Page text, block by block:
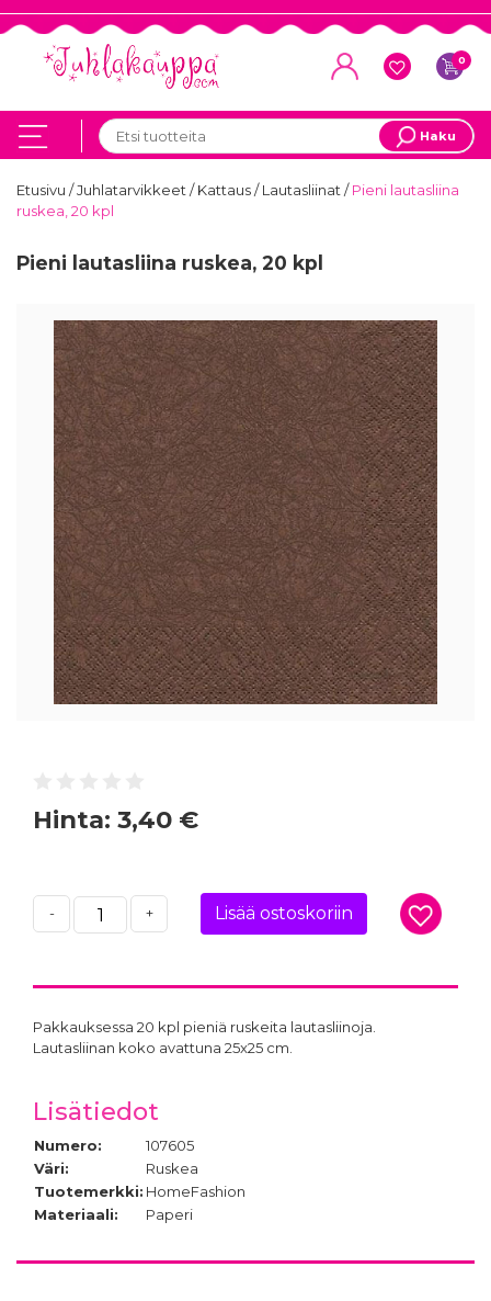
0
Haku
Etusivu /Juhlatarvikkeet/Kattaus/Lautasliinat/Pieni lautasliina
ruskea, 20 kpl
Pieni lautasliina ruskea, 20 kpl
Hinta: 3,40 €
- + Lisää ostoskoriin
Pakkauksessa 20 kpl pieniä ruskeita lautasliinoja.
Lautasliinan koko avattuna 25x25 cm.
Lisätiedot
Numero:
107605
Väri:
Ruskea
Tuotemerkki: HomeFashion
Materiaali:
Paperi